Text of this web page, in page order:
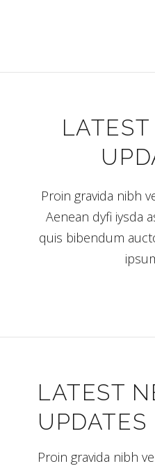
Proin gravida nibh
Aenean dyfi iysda
quis bibendum
LATEST
UPDATES
Proin gravida nibh